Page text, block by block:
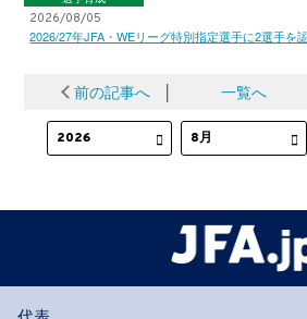
2026/08/05
2026/27年JFA・WEリーグ特別指定選手に2選手を
前の記事へ │ 一覧へ